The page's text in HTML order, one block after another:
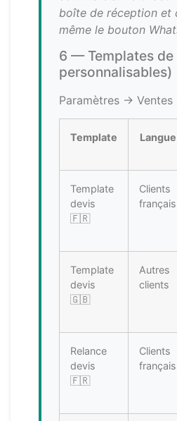
boîte de réception et
même le bouton
6 — Templates de
personnalisables)
Paramètres →
Template Langue
Template
devis
🇫🇷
Clients
français
Template
devis
🇬🇧
Autres
clients
Relance
devis
🇫🇷
Clients
français